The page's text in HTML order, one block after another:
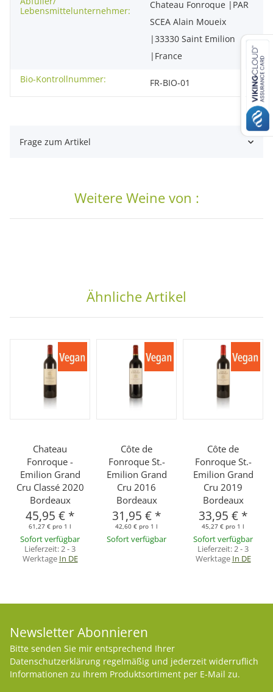
Lebensmittelunternehmer:
Chateau Fonroque |PAR
SCEA Alain Moueix
|33330 Saint Emilion
|France
Bio-Kontrollnummer:
FR-BIO-01
Frage zum Artikel
Weitere Weine von :
Ähnliche Artikel
Chateau
Fonroque -
Emilion Grand
Cru Classé 2020
Bordeaux
45,95 € *
61,27 € pro 1 l
Sofort verfügbar
Lieferzeit:2 - 3
Werktage In DE
Côte de
Fonroque St.-
Emilion Grand
Cru 2016
Bordeaux
31,95 € *
42,60 € pro 1 l
Sofort verfügbar
Côte de
Fonroque St.-
Emilion Grand
Cru 2019
Bordeaux
33,95 € *
45,27 € pro 1 l
Sofort verfügbar
Lieferzeit:2 - 3
Werktage In DE
Newsletter Abonnieren
Bitte senden Sie mir entsprechend Ihrer
Datenschutzerklärung regelmäßig und jederzeit widerruflich
Informationen zu Ihrem Produktsortiment per E-Mail zu.